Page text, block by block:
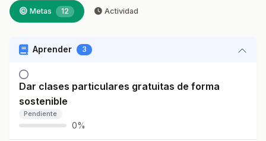
Metas 12 Actividad
Aprender 3
Dar clases particulares gratuitas de forma
sostenible
Pendiente
0%